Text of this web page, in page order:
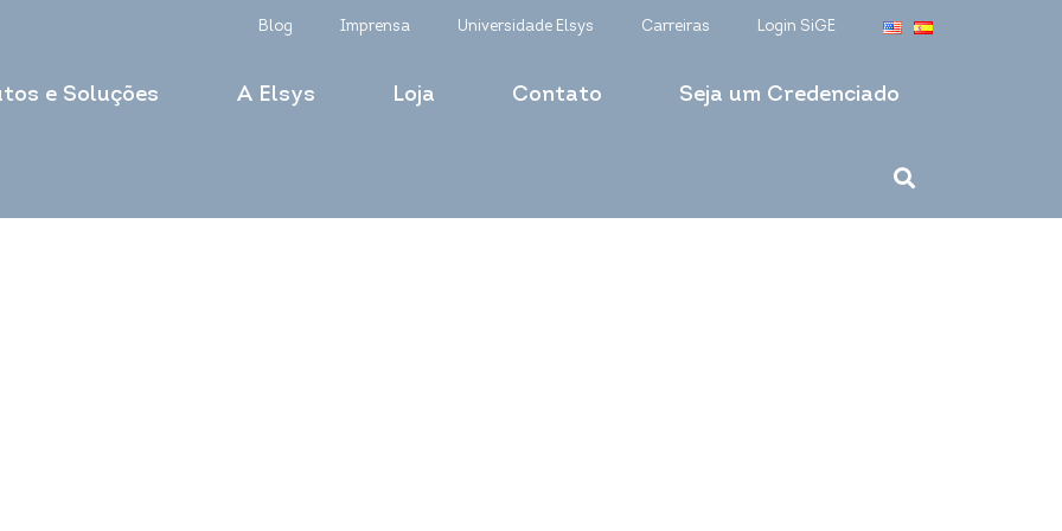
Blog Imprensa Universidade Elsys Carreiras Login SiGE
e Soluções A Elsys Loja Contato Seja um Credenciado